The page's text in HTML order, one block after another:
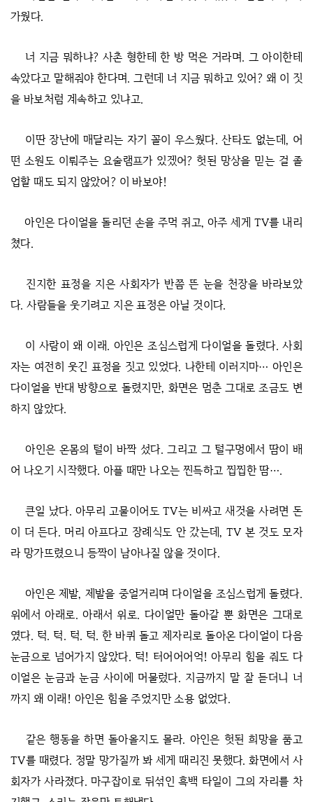
가웠다.
너 지금 뭐하냐? 사촌 형한테 한 방 먹은 거라며. 그 아이한테
속았다고 말해줘야 한다며. 그런데 너 지금 뭐하고 있어? 왜 이 짓
을 바보처럼 계속하고 있냐고.
이딴 장난에 매달리는 자기 꼴이 우스웠다. 산타도 없는데, 어
떤 소원도 이뤄주는 요술램프가 있겠어? 헛된 망상을 믿는 걸 졸
업할 때도 되지 않았어? 이 바보야!
아인은 다이얼을 돌리던 손을 주먹 쥐고, 아주 세게 TV를 내리
쳤다.
진지한 표정을 지은 사회자가 반쯤 뜬 눈을 천장을 바라보았
다. 사람들을 웃기려고 지은 표정은 아닐 것이다.
이 사람이 왜 이래. 아인은 조심스럽게 다이얼을 돌렸다. 사회
자는 여전히 웃긴 표정을 짓고 있었다. 나한테 이러지마… 아인은
다이얼을 반대 방향으로 돌렸지만, 화면은 멈춘 그대로 조금도 변
하지 않았다.
아인은 온몸의 털이 바짝 섰다. 그리고 그 털구멍에서 땀이 배
어 나오기 시작했다. 아플 때만 나오는 찐득하고 찝찝한 땀….
큰일 났다. 아무리 고물이어도 TV는 비싸고 새것을 사려면 돈
이 더 든다. 머리 아프다고 장례식도 안 갔는데, TV 본 것도 모자
라 망가뜨렸으니 등짝이 남아나질 않을 것이다.
아인은 제발, 제발을 중얼거리며 다이얼을 조심스럽게 돌렸다.
위에서 아래로. 아래서 위로. 다이얼만 돌아갈 뿐 화면은 그대로
였다. 턱. 턱. 턱. 턱. 한 바퀴 돌고 제자리로 돌아온 다이얼이 다음
눈금으로 넘어가지 않았다. 턱! 터어어어억! 아무리 힘을 줘도 다
이얼은 눈금과 눈금 사이에 머물렀다. 지금까지 말 잘 듣더니 너
까지 왜 이래! 아인은 힘을 주었지만 소용 없었다.
같은 행동을 하면 돌아올지도 몰라. 아인은 헛된 희망을 품고
TV를 때렸다. 정말 망가질까 봐 세게 때리진 못했다. 화면에서 사
회자가 사라졌다. 마구잡이로 뒤섞인 흑백 타일이 그의 자리를 차